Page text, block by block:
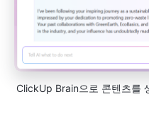
ClickUp Brain으로 콘텐츠를